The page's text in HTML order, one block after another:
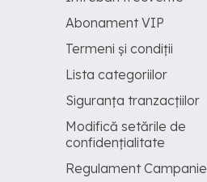
Abonament VIP
Termeni și condiții
Lista categoriilor
Siguranța tranzacțiilor
Modifică setările de
confidențialitate
Regulament Campanie